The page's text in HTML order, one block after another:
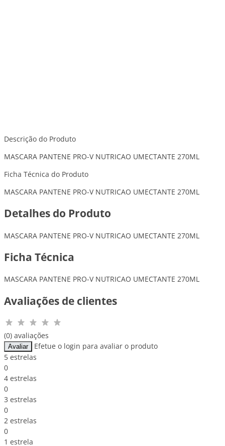
Descrição do Produto
MASCARA PANTENE PRO-V NUTRICAO UMECTANTE 270ML
Ficha Técnica do Produto
MASCARA PANTENE PRO-V NUTRICAO UMECTANTE 270ML
Detalhes do Produto
MASCARA PANTENE PRO-V NUTRICAO UMECTANTE 270ML
Ficha Técnica
MASCARA PANTENE PRO-V NUTRICAO UMECTANTE 270ML
Avaliações de clientes
(0) avaliações
Avaliar
Efetue o login para avaliar o produto
5 estrelas
0
4 estrelas
0
3 estrelas
0
2 estrelas
0
1 estrela